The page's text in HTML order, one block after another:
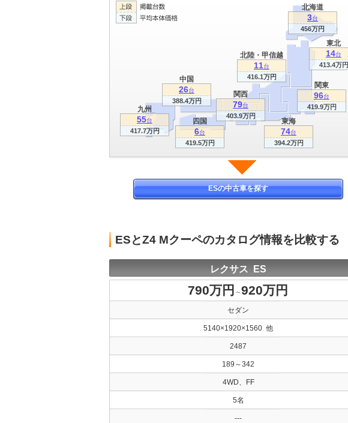
関東
96台
419.9万円
関西
79台
403.9万円
東海
74台
394.2万円
北海道
3台
456万円
九州
55台
417.7万円
東北
14台
413.4万円
北陸・甲信越
11台
416.1万円
中国
26台
388.4万円
四国
6台
419.5万円
ESの中古車を探す
ESとZ4 Mクーペのカタログ情報を比較する
レクサス ES
790万円 ～920万円
セダン
5140×1920×1560 他
2487
189～342
4WD、FF
5名
---